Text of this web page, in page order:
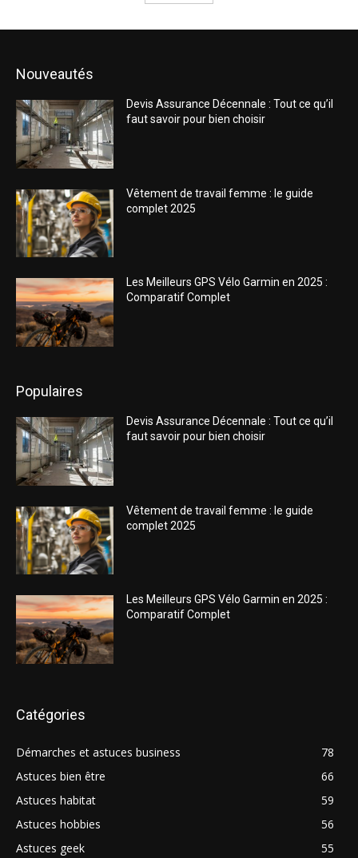
Nouveautés
Devis Assurance Décennale : Tout ce qu’il
faut savoir pour bien choisir
Vêtement de travail femme : le guide
complet 2025
Les Meilleurs GPS Vélo Garmin en 2025 :
Comparatif Complet
Populaires
Devis Assurance Décennale : Tout ce qu’il
faut savoir pour bien choisir
Vêtement de travail femme : le guide
complet 2025
Les Meilleurs GPS Vélo Garmin en 2025 :
Comparatif Complet
Catégories
Démarches et astuces business
78
Astuces bien être
66
Astuces habitat
59
Astuces hobbies
56
Astuces geek
55